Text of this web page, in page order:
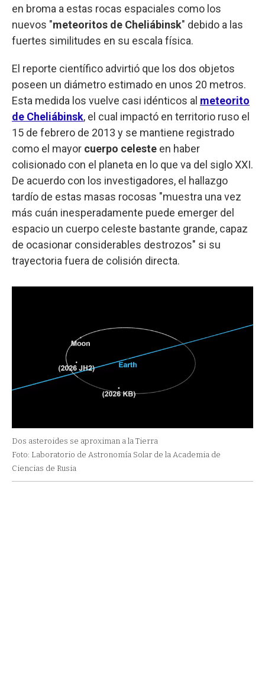
en broma a estas rocas espaciales como los
nuevos "meteoritos de Cheliábinsk" debido a las
fuertes similitudes en su escala física.
El reporte científico advirtió que los dos objetos
poseen un diámetro estimado en unos 20 metros.
Esta medida los vuelve casi idénticos al meteorito
de Cheliábinsk, el cual impactó en territorio ruso el
15 de febrero de 2013 y se mantiene registrado
como el mayor cuerpo celeste en haber
colisionado con el planeta en lo que va del siglo XXI.
De acuerdo con los investigadores, el hallazgo
tardío de estas masas rocosas "muestra una vez
más cuán inesperadamente puede emerger del
espacio un cuerpo celeste bastante grande, capaz
de ocasionar considerables destrozos" si su
trayectoria fuera de colisión directa.
Dos asteroides se aproximan a la Tierra
Foto: Laboratorio de Astronomía Solar de la Academia de
Ciencias de Rusia